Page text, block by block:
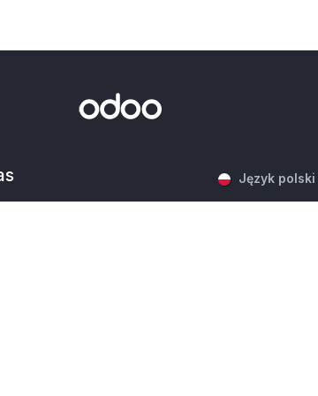
firma
Język polski